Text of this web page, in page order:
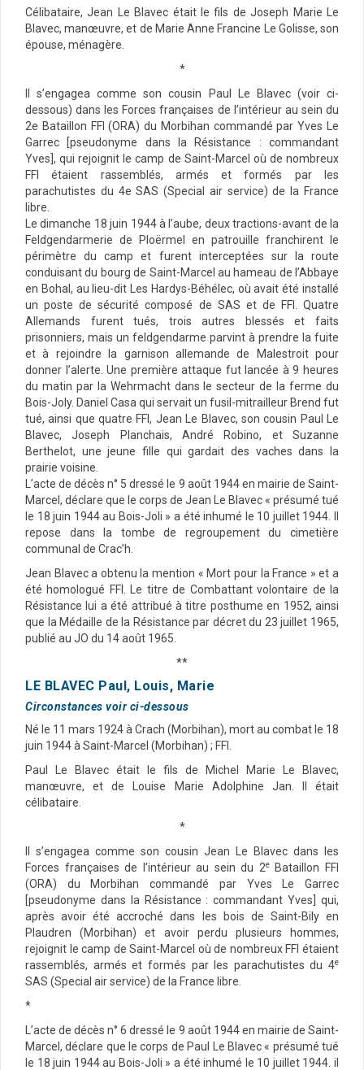
Célibataire, Jean Le Blavec était le fils de Joseph Marie Le
Blavec, manœuvre, et de Marie Anne Francine Le Golisse, son
épouse, ménagère.
*
Il s’engagea comme son cousin Paul Le Blavec (voir ci-
dessous) dans les Forces françaises de l’intérieur au sein du
2e Bataillon FFI (ORA) du Morbihan commandé par Yves Le
Garrec [pseudonyme dans la Résistance : commandant
Yves], qui rejoignit le camp de Saint-Marcel où de nombreux
FFI étaient rassemblés, armés et formés par les
parachutistes du 4e SAS (Special air service) de la France
libre.
Le dimanche 18 juin 1944 à l’aube, deux tractions-avant de la
Feldgendarmerie de Ploërmel en patrouille franchirent le
périmètre du camp et furent interceptées sur la route
conduisant du bourg de Saint-Marcel au hameau de l’Abbaye
en Bohal, au lieu-dit Les Hardys-Béhélec, où avait été installé
un poste de sécurité composé de SAS et de FFI. Quatre
Allemands furent tués, trois autres blessés et faits
prisonniers, mais un feldgendarme parvint à prendre la fuite
et à rejoindre la garnison allemande de Malestroit pour
donner l’alerte. Une première attaque fut lancée à 9 heures
du matin par la Wehrmacht dans le secteur de la ferme du
Bois-Joly. Daniel Casa qui servait un fusil-mitrailleur Brend fut
tué, ainsi que quatre FFI, Jean Le Blavec, son cousin Paul Le
Blavec, Joseph Planchais, André Robino, et Suzanne
Berthelot, une jeune fille qui gardait des vaches dans la
prairie voisine.
L’acte de décès n° 5 dressé le 9 août 1944 en mairie de Saint-
Marcel, déclare que le corps de Jean Le Blavec « présumé tué
le 18 juin 1944 au Bois-Joli » a été inhumé le 10 juillet 1944. Il
repose dans la tombe de regroupement du cimetière
communal de Crac’h.
Jean Blavec a obtenu la mention « Mort pour la France » et a
été homologué FFI. Le titre de Combattant volontaire de la
Résistance lui a été attribué à titre posthume en 1952, ainsi
que la Médaille de la Résistance par décret du 23 juillet 1965,
publié au JO du 14 août 1965.
**
LE BLAVEC Paul, Louis, Marie
Circonstances voir ci-dessous
Né le 11 mars 1924 à Crach (Morbihan), mort au combat le 18
juin 1944 à Saint-Marcel (Morbihan) ; FFI.
Paul Le Blavec était le fils de Michel Marie Le Blavec,
manœuvre, et de Louise Marie Adolphine Jan. Il était
célibataire.
*
Il s’engagea comme son cousin Jean Le Blavec dans les
Forces françaises de l’intérieur au sein du 2eBataillon FFI
(ORA) du Morbihan commandé par Yves Le Garrec
[pseudonyme dans la Résistance : commandant Yves] qui,
après avoir été accroché dans les bois de Saint-Bily en
Plaudren (Morbihan) et avoir perdu plusieurs hommes,
rejoignit le camp de Saint-Marcel où de nombreux FFI étaient
rassemblés, armés et formés par les parachutistes du 4e
SAS (Special air service) de la France libre.
*
L’acte de décès n° 6 dressé le 9 août 1944 en mairie de Saint-
Marcel, déclare que le corps de Paul Le Blavec « présumé tué
le 18 juin 1944 au Bois-Joli » a été inhumé le 10 juillet 1944. il